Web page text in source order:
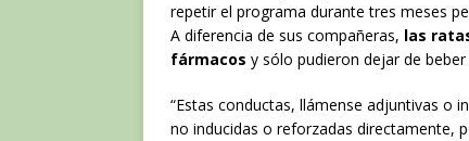
repetir el programa durante tres meses
A diferencia de sus compañeras, las
fármacos y sólo pudieron dejar de
“Estas conductas, llámense adjuntivas o
no inducidas o reforzadas directamente,